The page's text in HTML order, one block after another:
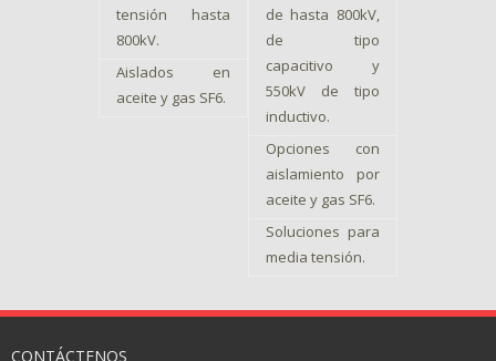
tensión hasta
800kV.
Aislados en
aceite y gas SF6.
de hasta 800kV,
de tipo
capacitivo y
550kV de tipo
inductivo.
Opciones con
aislamiento por
aceite y gas SF6.
Soluciones para
media tensión.
CONTÁCTENOS